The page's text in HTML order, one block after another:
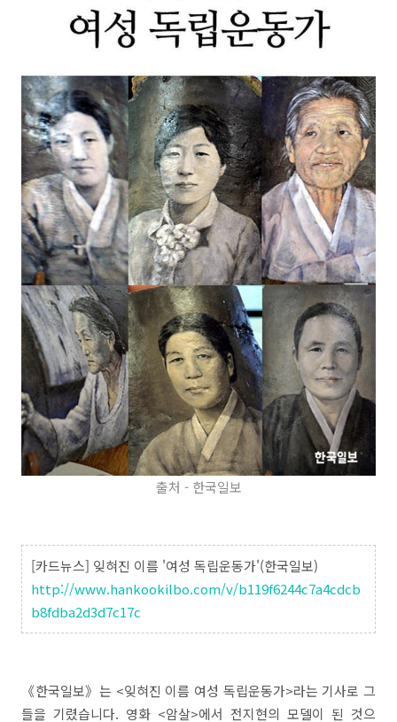
출처 - 한국일보
[카드뉴스] 잊혀진 이름 '여성 독립운동가'(한국일보)
http://www.hankookilbo.com/v/b119f6244c7a4cdcb
b8fdba2d3d7c17c
《한국일보》는 <잊혀진 이름 여성 독립운동가>라는 기사로 그
들을 기렸습니다. 영화 <암살>에서 전지현의 모델이 된 것으